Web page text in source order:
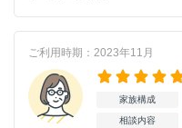
ご利用時期：2023年11月
家族構成
相談内容